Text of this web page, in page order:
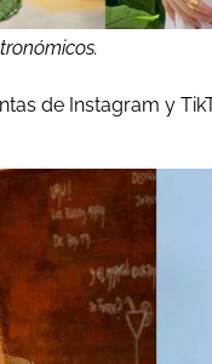
de Instagram y